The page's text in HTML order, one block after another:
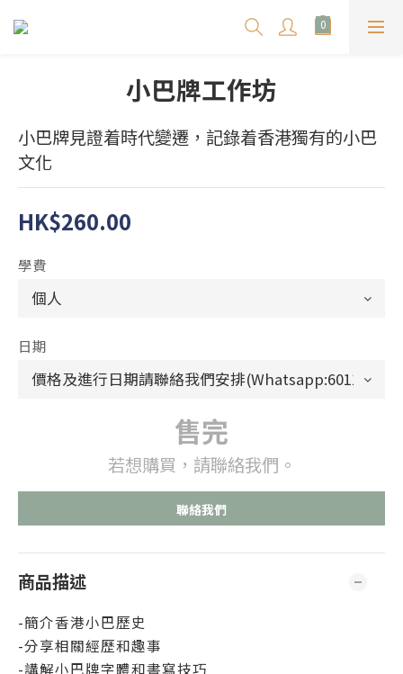
小巴牌工作坊
小巴牌見證着時代變遷，記錄着香港獨有的小巴
文化
HK$260.00
學費
日期
售完
若想購買，請聯絡我們。
聯絡我們
商品描述
-簡介香港小巴歷史
-分享相關經歷和趣事
-講解小巴牌字體和書寫技巧